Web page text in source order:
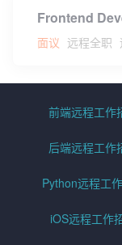
Frontend
面议 远程全职
前端远程工作
后端远程工作
Python远程工
iOS远程工作